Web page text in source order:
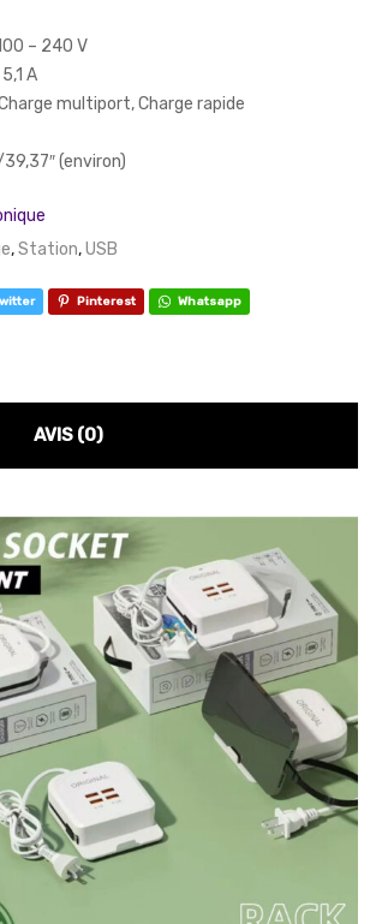
– 240 V
A
multiport, Charge rapide
(environ)
,Station,USB
Pinterest Whatsapp
AVIS (0)